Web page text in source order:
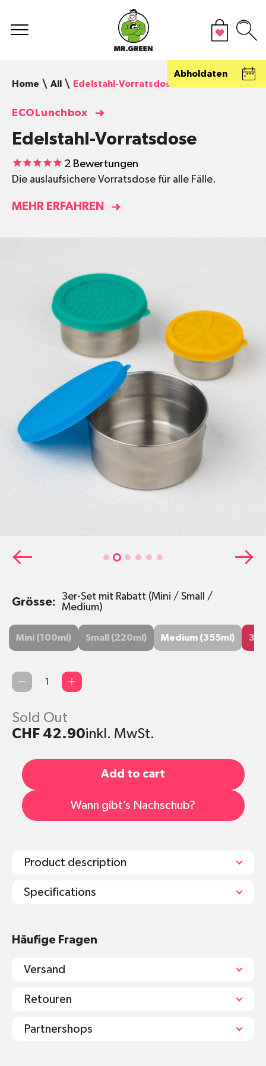
Abholdaten
Home
All Edelstahl-Vorratsdose
ECOLunchbox
Edelstahl-Vorratsdose
2 Bewertungen
Die auslaufsichere Vorratsdose für alle Fälle.
MEHR ERFAHREN
Grösse:
3er-Set mit Rabatt (Mini / Small /
Medium)
Mini (100ml)
Mini (100ml) Small (220ml)
Small (220ml) Medium (355ml)
Medium (355ml)
3er-
Qty
Sold Out
CHF 42.90inkl. MwSt.
Add to cart
Wann gibt’s Nachschub?
Product description
Specifications
Mini: 100ml, 3.8cm x 6.6cm
Auslaufsicher
Spülmaschinenfest
Häufige Fragen
Versand
Retouren
Partnershops